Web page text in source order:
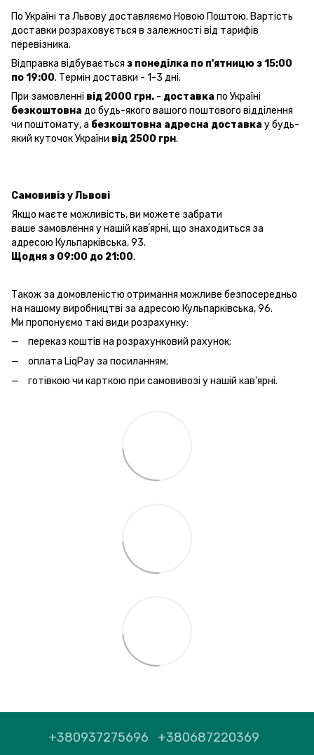
По Україні та Львову доставляємо Новою Поштою. Вартість
доставки розраховується в залежності від тарифів
перевізника.
Відправка відбувається з понеділка по п'ятницю з 15:00
по 19:00. Термін доставки - 1-3 дні.
При замовленні від 2000 грн. - доставка по Україні
безкоштовна до будь-якого вашого поштового відділення
чи поштомату, а безкоштовна адресна доставка у будь-
який куточок України від 2500 грн.
Самовивіз у Львові
Якщо маєте можливість, ви можете забрати
ваше замовлення у нашій кавʼярні, що знаходиться за
адресою Кульпарківська, 93.
Щодня з 09:00 до 21:00.
Також за домовленістю отримання можливе безпосередньо
на нашому виробництві за адресою Кульпарківська, 96.
Ми пропонуємо такі види розрахунку:
переказ коштів на розрахунковий рахунок;
оплата LiqPay за посиланням;
готівкою чи карткою при самовивозі у нашій кав'ярні.
+380937275696 +380687220369